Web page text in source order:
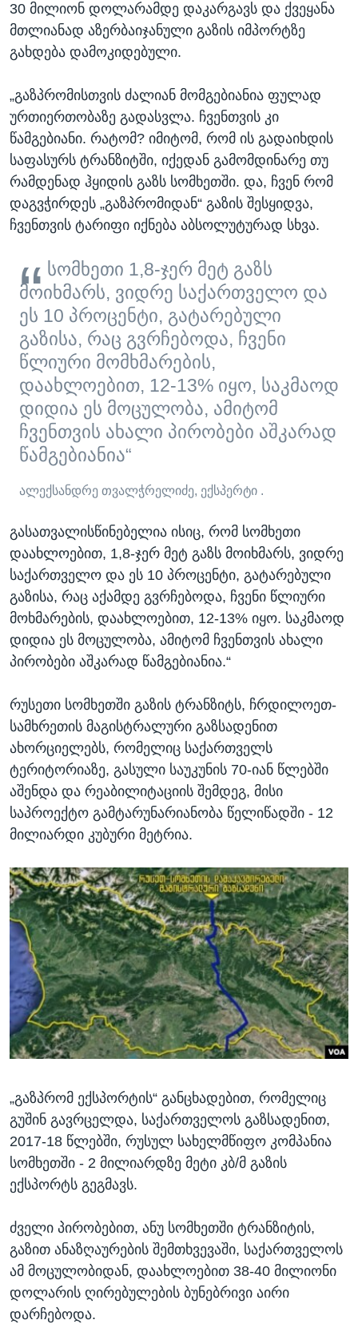
30 მილიონ დოლარამდე დაკარგავს და ქვეყანა
მთლიანად აზერბაიჯანული გაზის იმპორტზე
გახდება დამოკიდებული.
„გაზპრომისთვის ძალიან მომგებიანია ფულად
ურთიერთობაზე გადასვლა. ჩვენთვის კი
წამგებიანი. რატომ? იმიტომ, რომ ის გადაიხდის
საფასურს ტრანზიტში, იქედან გამომდინარე თუ
რამდენად ჰყიდის გაზს სომხეთში. და, ჩვენ რომ
დაგვჭირდეს „გაზპრომიდან“ გაზის შესყიდვა,
ჩვენთვის ტარიფი იქნება აბსოლუტურად სხვა.
სომხეთი 1,8-ჯერ მეტ გაზს
მოიხმარს, ვიდრე საქართველო და
ეს 10 პროცენტი, გატარებული
გაზისა, რაც გვრჩებოდა, ჩვენი
წლიური მომხმარების,
დაახლოებით, 12-13% იყო, საკმაოდ
დიდია ეს მოცულობა, ამიტომ
ჩვენთვის ახალი პირობები აშკარად
წამგებიანია“
ალექსანდრე თვალჭრელიძე, ექსპერტი .
გასათვალისწინებელია ისიც, რომ სომხეთი
დაახლოებით, 1,8-ჯერ მეტ გაზს მოიხმარს, ვიდრე
საქართველო და ეს 10 პროცენტი, გატარებული
გაზისა, რაც აქამდე გვრჩებოდა, ჩვენი წლიური
მოხმარების, დაახლოებით, 12-13% იყო. საკმაოდ
დიდია ეს მოცულობა, ამიტომ ჩვენთვის ახალი
პირობები აშკარად წამგებიანია.“
რუსეთი სომხეთში გაზის ტრანზიტს, ჩრდილოეთ-
სამხრეთის მაგისტრალური გაზსადენით
ახორციელებს, რომელიც საქართველს
ტერიტორიაზე, გასული საუკუნის 70-იან წლებში
აშენდა და რეაბილიტაციის შემდეგ, მისი
საპროექტო გამტარუნარიანობა წელიწადში - 12
მილიარდი კუბური მეტრია.
„გაზპრომ ექსპორტის“ განცხადებით, რომელიც
გუშინ გავრცელდა, საქართველოს გაზსადენით,
2017-18 წლებში, რუსულ სახელმწიფო კომპანია
სომხეთში - 2 მილიარდზე მეტი კბ/მ გაზის
ექსპორტს გეგმავს.
ძველი პირობებით, ანუ სომხეთში ტრანზიტის,
გაზით ანაზღაურების შემთხვევაში, საქართველოს
ამ მოცულობიდან, დაახლოებით 38-40 მილიონი
დოლარის ღირებულების ბუნებრივი აირი
დარჩებოდა.